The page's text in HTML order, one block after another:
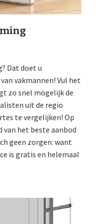
Dat doet u
vakmannen! Vul het
zo snel mogelijk de
uit de regio
te vergelijken! Op
van het beste aanbod
geen zorgen: want
is gratis en helemaal